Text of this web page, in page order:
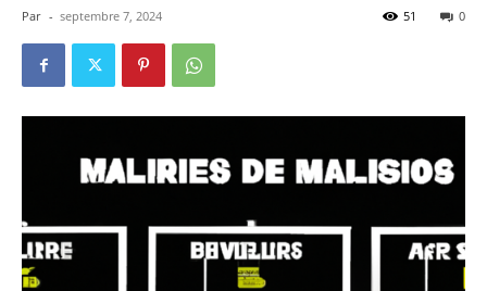
Par - septembre 7, 2024 0
51